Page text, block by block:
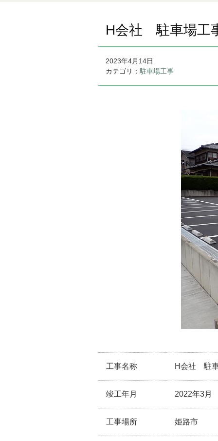
H会社 駐車場工
2023年4月14日
カテゴリ： 駐車場工事
工事名称 H会社 駐
竣工年月 2022年3月
工事場所 姫路市